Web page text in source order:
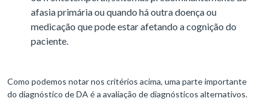
afasia primária ou quando há outra doença ou
medicação que pode estar afetando a cognição do
paciente.
Como podemos notar nos critérios acima, uma parte importante
do diagnóstico de DA é a avaliação de diagnósticos alternativos.